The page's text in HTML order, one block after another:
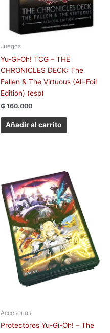
Juegos
Yu‑Gi‑Oh! TCG – THE
CHRONICLES DECK: The
Fallen & The Virtuous (All-Foil
Edition) (esp)
₲ 160.000
Añadir al carrito
Accesorios
Protectores Yu-Gi-Oh! – The